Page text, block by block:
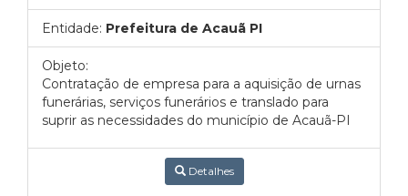
Entidade: Prefeitura de Acauã PI
Objeto:
Contratação de empresa para a aquisição de urnas
funerárias, serviços funerários e translado para
suprir as necessidades do município de Acauã-PI
Detalhes